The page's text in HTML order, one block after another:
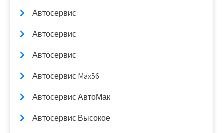
Автосервис
Автосервис
Автосервис
Автосервис Max56
Автосервис АвтоМак
Автосервис Высокое